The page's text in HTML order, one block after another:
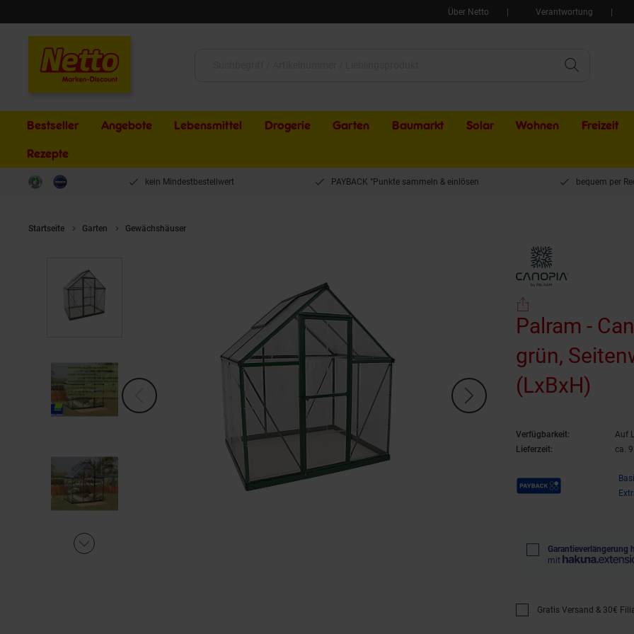
Über Netto Verantwortung
Bestseller Angebote Lebensmittel Drogerie Garten Baumarkt Solar Wohnen Freizeit
Rezepte
kein Mindestbestellwert PAYBACK °Punkte sammeln & einlösen bequem per
Startseite Garten Gewächshäuser
Palram -
grün,
(LxBxH)
Verfügbarkeit:
Auf
Lieferzeit:
ca.
Payback Punkte
Garantieverlängerung
mit
Promotion "Gratis
Gratis Versand & 30€